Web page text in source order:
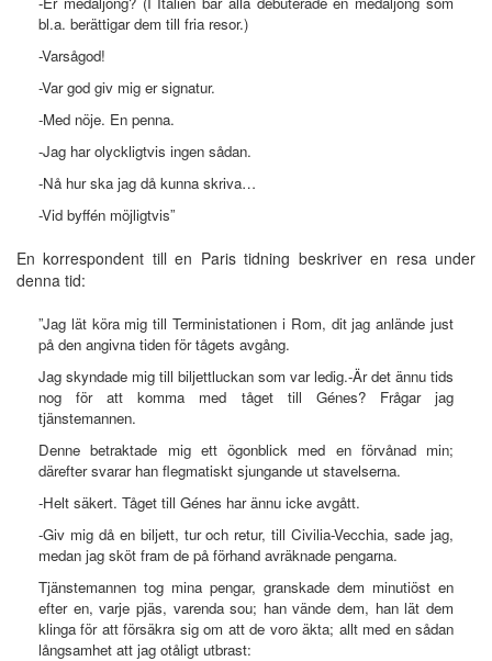
bl.a. berättigar dem till fria resor.)
-Varsågod!
-Var god giv mig er signatur.
-Med nöje. En penna.
-Jag har olyckligtvis ingen sådan.
-Nå hur ska jag då kunna skriva…
-Vid byffén möjligtvis”
En korrespondent till en Paris tidning beskriver en resa under
denna tid:
”Jag lät köra mig till Terministationen i Rom, dit jag anlände just
på den angivna tiden för tågets avgång.
Jag skyndade mig till biljettluckan som var ledig.-Är det ännu tids
nog för att komma med tåget till Génes? Frågar jag
tjänstemannen.
Denne betraktade mig ett ögonblick med en förvånad min;
därefter svarar han flegmatiskt sjungande ut stavelserna.
-Helt säkert. Tåget till Génes har ännu icke avgått.
-Giv mig då en biljett, tur och retur, till Civilia-Vecchia, sade jag,
medan jag sköt fram de på förhand avräknade pengarna.
Tjänstemannen tog mina pengar, granskade dem minutiöst en
efter en, varje pjäs, varenda sou; han vände dem, han lät dem
klinga för att försäkra sig om att de voro äkta; allt med en sådan
långsamhet att jag otåligt utbrast: